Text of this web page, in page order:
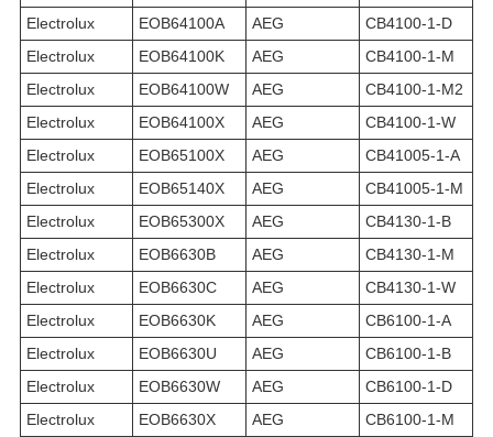
Electrolux
EOB64100A AEG
CB4100-1-D
Electrolux
EOB64100K AEG
CB4100-1-M
Electrolux
EOB64100W AEG
CB4100-1-M2
Electrolux
EOB64100X AEG
CB4100-1-W
Electrolux
EOB65100X AEG
CB41005-1-A
Electrolux
EOB65140X AEG
CB41005-1-M
Electrolux
EOB65300X AEG
CB4130-1-B
Electrolux
EOB6630B AEG
CB4130-1-M
Electrolux
EOB6630C AEG
CB4130-1-W
Electrolux
EOB6630K AEG
CB6100-1-A
Electrolux
EOB6630U AEG
CB6100-1-B
Electrolux
EOB6630W AEG
CB6100-1-D
Electrolux
EOB6630X AEG
CB6100-1-M